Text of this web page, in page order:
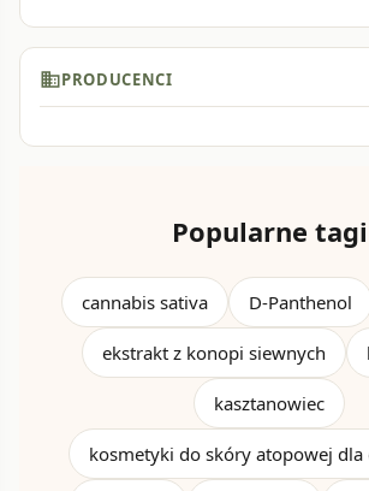
businessPRODUCENCI
Popularne tagi
cannabis sativa D-Panthenol
ekstrakt z konopi siewnych
kasztanowiec
kosmetyki do skóry atopowej dla